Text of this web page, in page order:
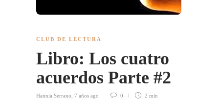
CLUB DE LECTURA
Libro: Los cuatro
acuerdos Parte #2
Hannia Serrano 7 años ago 0
2 min